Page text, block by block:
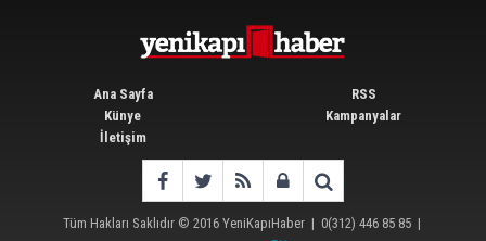
Ana Sayfa
Künye
İletişim
RSS
Kampanyalar
Tüm Hakları Saklıdır © 2016 YeniKapıHaber| 0(312) 446 85 85|